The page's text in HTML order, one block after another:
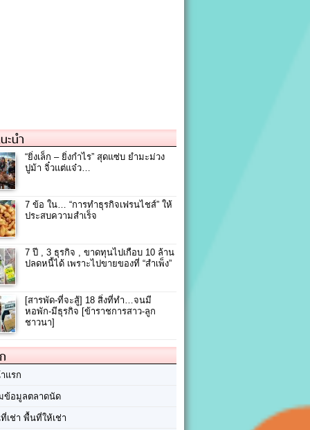
ะนำ
“ยิ่งเล็ก – ยิ่งกำไร” สุดแซ่บ ยำมะม่วง
ปูม้า จิ๋วแต่แจ๋ว…
7 ข้อ ใน… “การทําธุรกิจเฟรนไชส์” ให้
ประสบความสำเร็จ
7 ปี , 3 ธุรกิจ , ขาดทุนไปเกือบ 10 ล้าน
ปลดหนี้ได้ เพราะไปขายของที่ “สำเพ็ง”
[สารพัด-ที่จะสู้] 18 สิ่งที่ทำ…จนมี
หอพัก-มีธุรกิจ [ข้าราชการสาว-ลูก
ชาวนา]
แรก
ข้อมูลตลาดนัด
เช่า พื้นที่ให้เช่า